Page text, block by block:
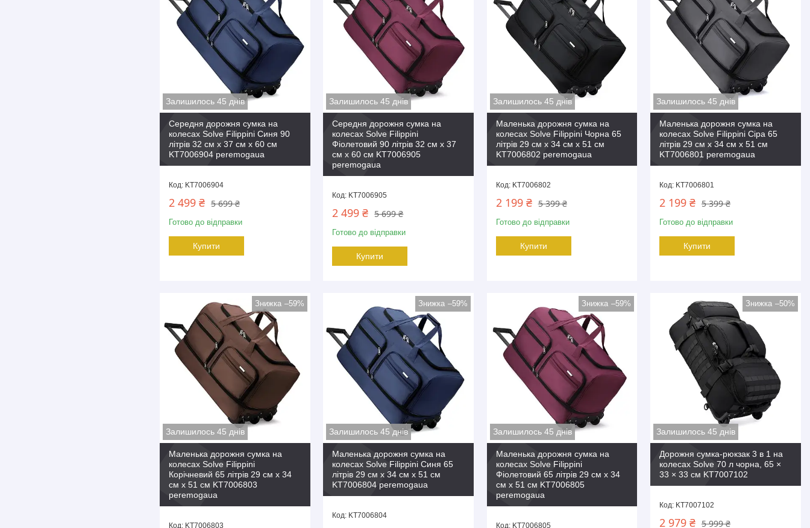
Залишилось 45 днів
Середня дорожня сумка на
колесах Solve Filippini Синя 90
літрів 32 см x 37 см x 60 см
KT7006904 peremogaua
KT7006904
5 699 ₴
2 499 ₴
Готово до відправки
Купити
Залишилось 45 днів
Середня дорожня сумка на
колесах Solve Filippini
Фіолетовий 90 літрів 32 см x 37
см x 60 см KT7006905
peremogaua
KT7006905
5 699 ₴
2 499 ₴
Готово до відправки
Купити
Залишилось 45 днів
Маленька дорожня сумка на
колесах Solve Filippini Чорна 65
літрів 29 см x 34 см x 51 см
KT7006802 peremogaua
KT7006802
5 399 ₴
2 199 ₴
Готово до відправки
Купити
Залишилось 45 днів
Маленька дорожня сумка на
колесах Solve Filippini Сіра 65
літрів 29 см x 34 см x 51 см
KT7006801 peremogaua
KT7006801
5 399 ₴
2 199 ₴
Готово до відправки
Купити
–59%
Залишилось 45 днів
Маленька дорожня сумка на
колесах Solve Filippini
Корічневий 65 літрів 29 см x 34
см x 51 см KT7006803
peremogaua
KT7006803
–59%
Залишилось 45 днів
Маленька дорожня сумка на
колесах Solve Filippini Синя 65
літрів 29 см x 34 см x 51 см
KT7006804 peremogaua
KT7006804
–59%
Залишилось 45 днів
Маленька дорожня сумка на
колесах Solve Filippini
Фіолетовий 65 літрів 29 см x 34
см x 51 см KT7006805
peremogaua
KT7006805
–50%
Залишилось 45 днів
Дорожня сумка-рюкзак 3 в 1 на
колесах Solve 70 л чорна, 65 ×
33 × 33 см KT7007102
KT7007102
5 999 ₴
2 979 ₴